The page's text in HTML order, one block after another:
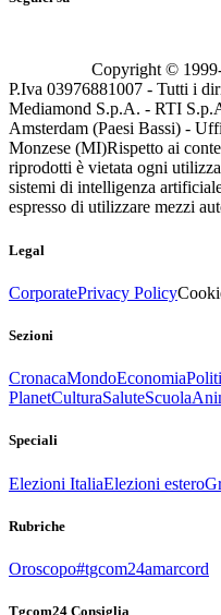
Copyright ©
P.Iva 03976881007 - Tutti i
Mediamond S.p.A. - RTI
Amsterdam (Paesi Bassi) -
Monzese (MI)Rispetto ai
riprodotti è vietata ogni
sistemi di intelligenza
espresso di utilizzare mezzi
Legal
CorporatePrivacy Policy
Sezioni
CronacaMondoEconomia
PlanetCulturaSaluteScuola
Speciali
Elezioni ItaliaElezioni estero
Rubriche
Oroscopo#tgcom24amarcord
Tgcom24 Consiglia